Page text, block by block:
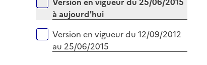
à aujourd'hui
Version en vigueur du 12/09/2012
au 25/06/2015